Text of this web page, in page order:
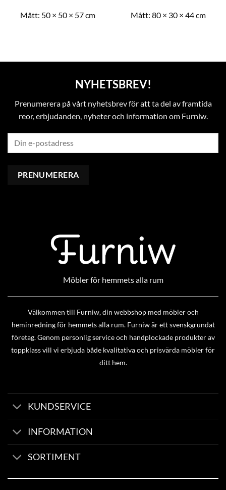
Mått: 50 × 50 × 57 cm Mått: 80 × 30 × 44 cm
NYHETSBREV!
Prenumerera på vårt nyhetsbrev för att ta del av framtida
reor, erbjudanden, nyheter och information om Furniw.
Möbler för hemmets alla rum
Välkommen till Furniw, din webbshop med möbler och
heminredning för hemmets alla rum. Furniw är ett svenskgrundat
företag. Genom personlig service och handplockade produkter av
toppklass vill vi erbjuda både kvalitativa och prisvärda möbler för
ditt hem.
KUNDSERVICE
INFORMATION
SORTIMENT